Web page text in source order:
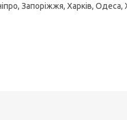
Запоріжжя, Харків, Одеса,